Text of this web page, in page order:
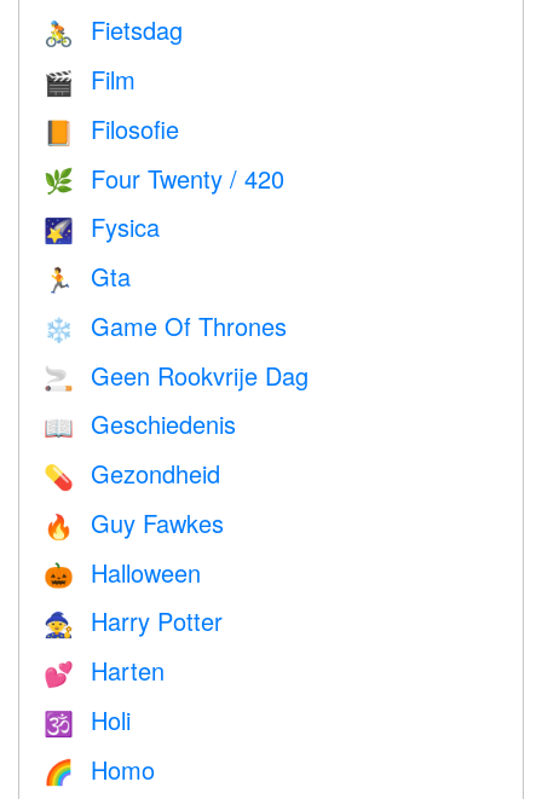
🚴 Fietsdag
🎬 Film
📙 Filosofie
🌿 Four Twenty / 420
🌠 Fysica
🏃 Gta
❄️ Game Of Thrones
🚬 Geen Rookvrije Dag
📖 Geschiedenis
💊 Gezondheid
🔥 Guy Fawkes
🎃 Halloween
🧙 Harry Potter
💕 Harten
🕉 Holi
🌈 Homo